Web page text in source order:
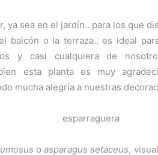
ya sea en el jardín.. para los que
balcón o la terraza.. es ideal
y casi cualquiera de
bien esta planta es muy
mucha alegría a nuestras
oasparagus setaceus,